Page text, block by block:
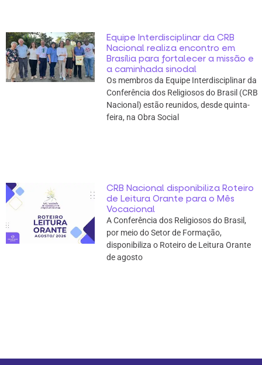
Equipe Interdisciplinar da CRB
Nacional realiza encontro em
Brasília para fortalecer a missão e
a caminhada sinodal
Os membros da Equipe Interdisciplinar da
Conferência dos Religiosos do Brasil (CRB
Nacional) estão reunidos, desde quinta-
feira, na Obra Social
CRB Nacional disponibiliza Roteiro
de Leitura Orante para o Mês
Vocacional
A Conferência dos Religiosos do Brasil,
por meio do Setor de Formação,
disponibiliza o Roteiro de Leitura Orante
de agosto